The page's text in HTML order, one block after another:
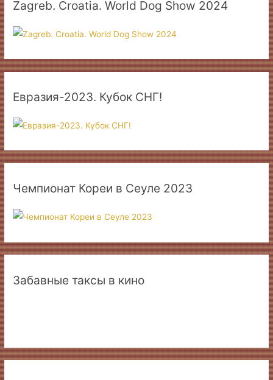
Zagreb. Croatia. World Dog Show 2024
Евразия-2023. Кубок СНГ!
Чемпионат Кореи в Сеуле 2023
Забавные таксы в кино